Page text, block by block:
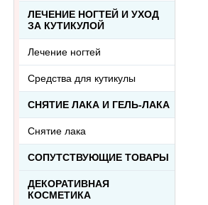
ЛЕЧЕНИЕ НОГТЕЙ И УХОД
ЗА КУТИКУЛОЙ
Лечение ногтей
Средства для кутикулы
СНЯТИЕ ЛАКА И ГЕЛЬ-ЛАКА
Снятие лака
СОПУТСТВУЮЩИЕ ТОВАРЫ
ДЕКОРАТИВНАЯ
КОСМЕТИКА